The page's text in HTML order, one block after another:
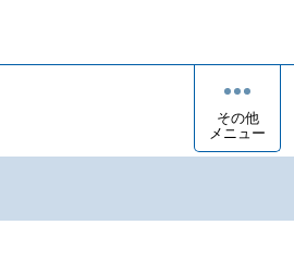
その他
メニュー